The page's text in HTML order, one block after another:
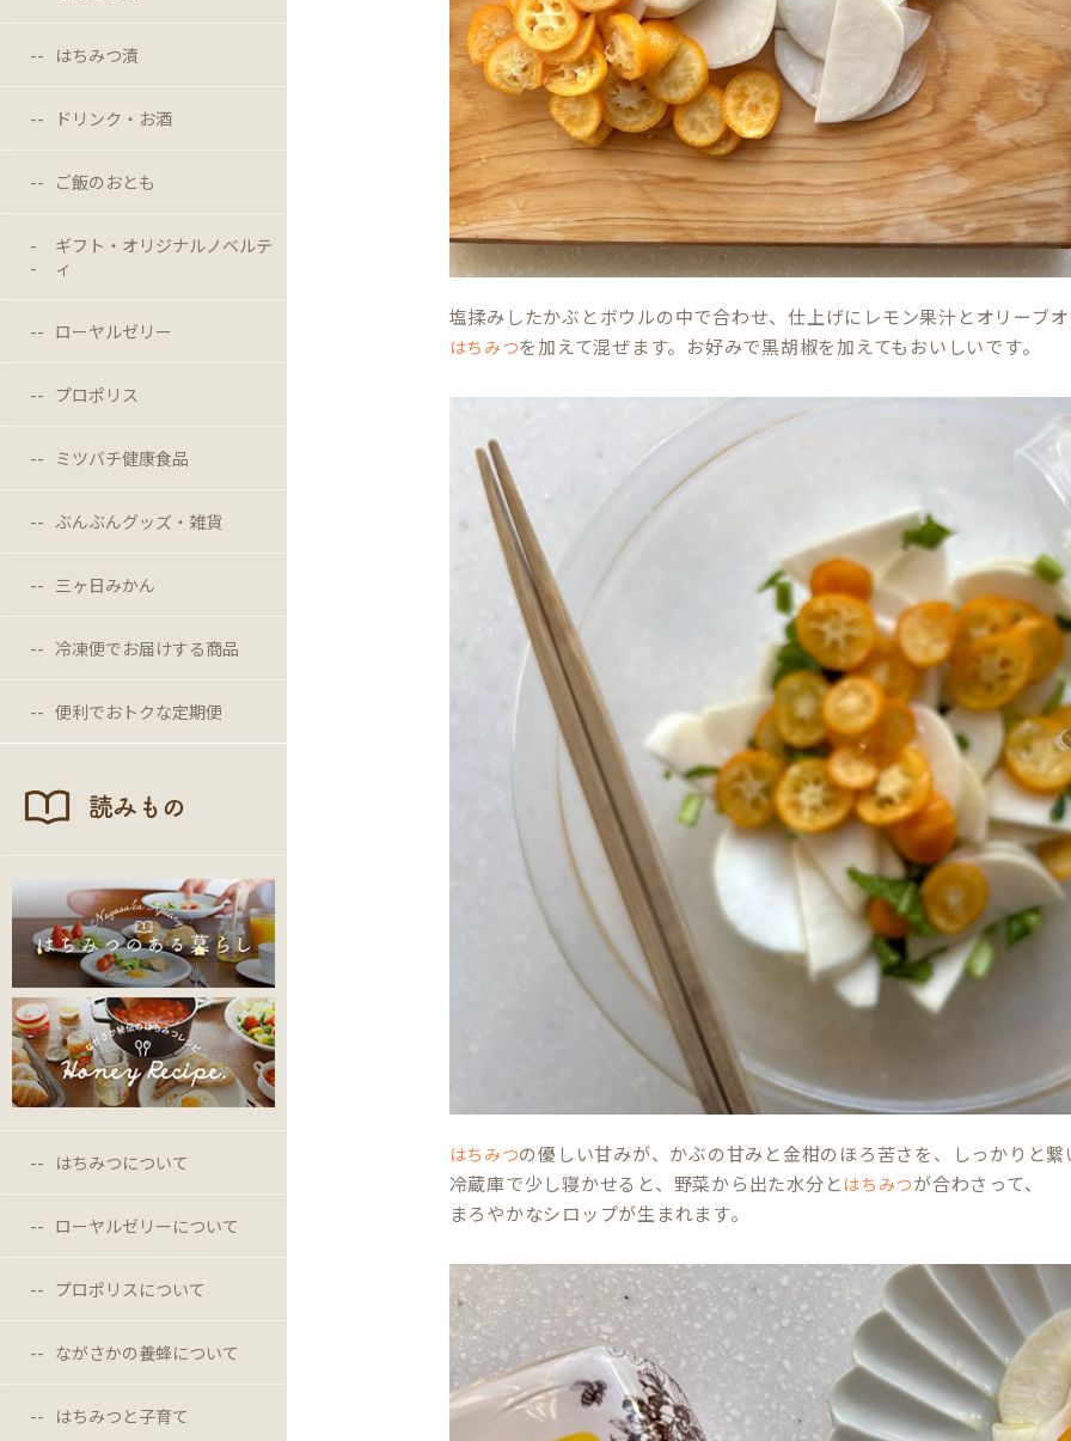
はちみつ漬
ドリンク・お酒
ご飯のおとも
ギフト・オリジナルノベルテ
ィ
ローヤルゼリー
プロポリス
ミツバチ健康食品
ぶんぶんグッズ・雑貨
三ヶ日みかん
冷凍便でお届けする商品
便利でおトクな定期便
読みもの
はちみつについて
ローヤルゼリーについて
プロポリスについて
ながさかの養蜂について
はちみつと子育て
塩揉みしたかぶとボウルの中で合わせ、仕上げにレモン果汁とオリーブ
はちみつを加えて混ぜます。お好みで黒胡椒を加えてもおいしいです。
はちみつの優しい甘みが、かぶの甘みと金柑のほろ苦さを、しっかりと
冷蔵庫で少し寝かせると、野菜から出た水分と はちみつが合わさって、
まろやかなシロップが生まれます。